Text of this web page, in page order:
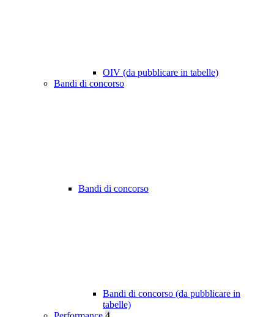
OIV (da pubblicare in tabelle)
Bandi di concorso
Bandi di concorso
Bandi di concorso (da pubblicare in
tabelle)